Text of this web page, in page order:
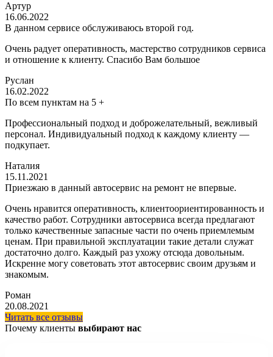
Артур
16.06.2022
В данном сервисе обслуживаюсь второй год.
Очень радует оперативность, мастерство сотрудников сервиса
и отношение к клиенту. Спасибо Вам большое
Руслан
16.02.2022
По всем пунктам на 5 +
Профессиональный подход и доброжелательный, вежливый
персонал. Индивидуальный подход к каждому клиенту —
подкупает.
Наталия
15.11.2021
Приезжаю в данный автосервис на ремонт не впервые.
Очень нравится оперативность, клиентоориентированность и
качество работ. Сотрудники автосервиса всегда предлагают
только качественные запасные части по очень приемлемым
ценам. При правильной эксплуатации такие детали служат
достаточно долго. Каждый раз ухожу отсюда довольным.
Искренне могу советовать этот автосервис своим друзьям и
знакомым.
Роман
20.08.2021
Читать все отзывы
Почему клиенты выбирают нас